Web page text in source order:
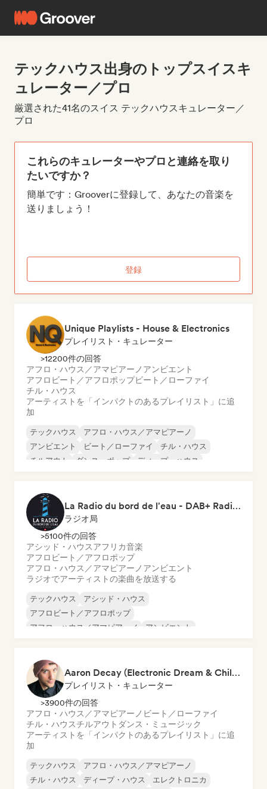
テックハウス出身のトップスイスキ
ュレーター／プロ
厳選された41名のスイス テックハウスキュレーター／
プロ
これらのキュレーターやプロと連絡を取り
たいですか？
簡単です：Grooverに登録して、あなたの音楽を
送りましょう！
登録
Unique Playlists - House & Electronics
プレイリスト・キュレーター
>12200件の回答
アフロ・ハウス／アマピアーノ アンビエント
アフロビート／アフロポップビート／ローファイ
チル・ハウス
アーティストを「インパクトのあるプレイリスト」に追
加
テックハウス
アフロ・ハウス／アマピアーノ
アンビエント
ビート／ローファイ
チル・ハウス
チルアウト
ダンス・ポップ ディープ・ハウス
La Radio du bord de l'eau - DAB+ Radio Station (Switzerland)
ラジオ局
>5100件の回答
アシッド・ハウスアフリカ音楽
アフロビート／アフロポップ
アフロ・ハウス／アマピアーノ アンビエント
ラジオでアーティストの楽曲を放送する
テックハウス
アシッド・ハウス
アフロビート／アフロポップ
アフロ・ハウス／アマピアーノ
アンビエント
Aaron Decay (Electronic Dream & Chill Electronic Dream playlists)
プレイリスト・キュレーター
>3900件の回答
アフロ・ハウス／アマピアーノ ビート／ローファイ
チル・ハウスチルアウト ダンス・ミュージック
アーティストを「インパクトのあるプレイリスト」に追
加
テックハウス
アフロ・ハウス／アマピアーノ
チル・ハウス
ディープ・ハウス
エレクトロニカ